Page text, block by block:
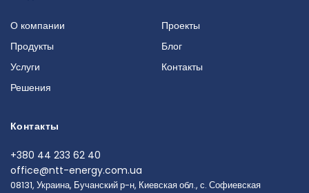
О компании
Продукты
Услуги
Решения
Проекты
Блог
Контакты
Контакты
+380 44 233 62 40
office@ntt-energy.com.ua
08131, Украина, Бучанский р-н, Киевская обл., с. Софиевская